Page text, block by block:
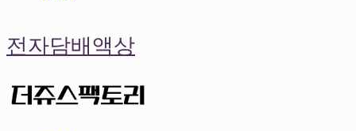
전자담배액상